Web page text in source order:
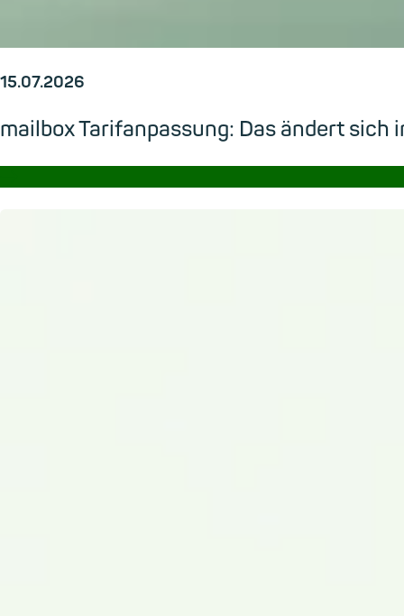
15.07.2026
mailbox Tarifanpassung: Das ändert sich